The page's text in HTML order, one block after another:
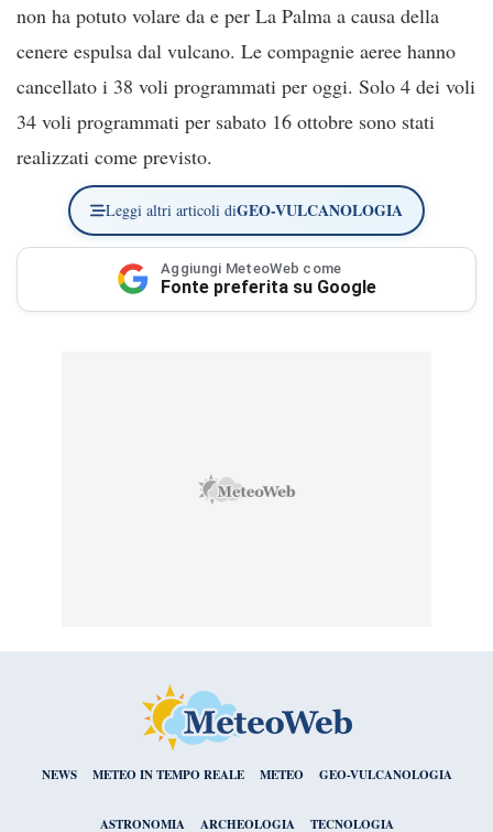
non ha potuto volare da e per La Palma a causa della
cenere espulsa dal vulcano. Le compagnie aeree hanno
cancellato i 38 voli programmati per oggi. Solo 4 dei voli
34 voli programmati per sabato 16 ottobre sono stati
realizzati come previsto.
Leggi altri articoli diGEO-VULCANOLOGIA
Aggiungi MeteoWeb come
Fonte preferita su Google
NEWS METEO IN TEMPO REALE METEO GEO-VULCANOLOGIA
ASTRONOMIA ARCHEOLOGIA TECNOLOGIA